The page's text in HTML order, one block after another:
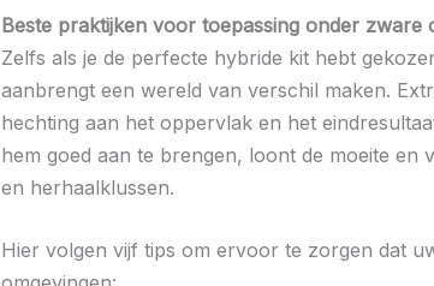
Beste praktijken voor toepassing onder zware
Zelfs als je de perfecte hybride kit hebt
aanbrengt een wereld van verschil maken.
hechting aan het oppervlak en het
hem goed aan te brengen, loont de moeite en
en herhaalklussen.
Hier volgen vijf tips om ervoor te zorgen dat